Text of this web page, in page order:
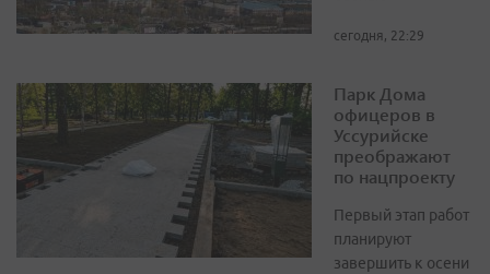
сегодня, 22:29
Парк Дома
офицеров в
Уссурийске
преображают
по нацпроекту
Первый этап работ
планируют
завершить к осени